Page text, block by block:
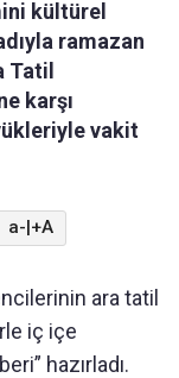
kültürel
ramazan
Tatil
karşı
vakit
a- +A
ara tatil
iç içe
hazırladı.